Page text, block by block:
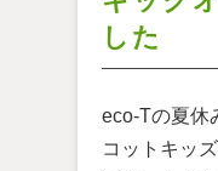
した
eco-Tの夏休
コットキッ